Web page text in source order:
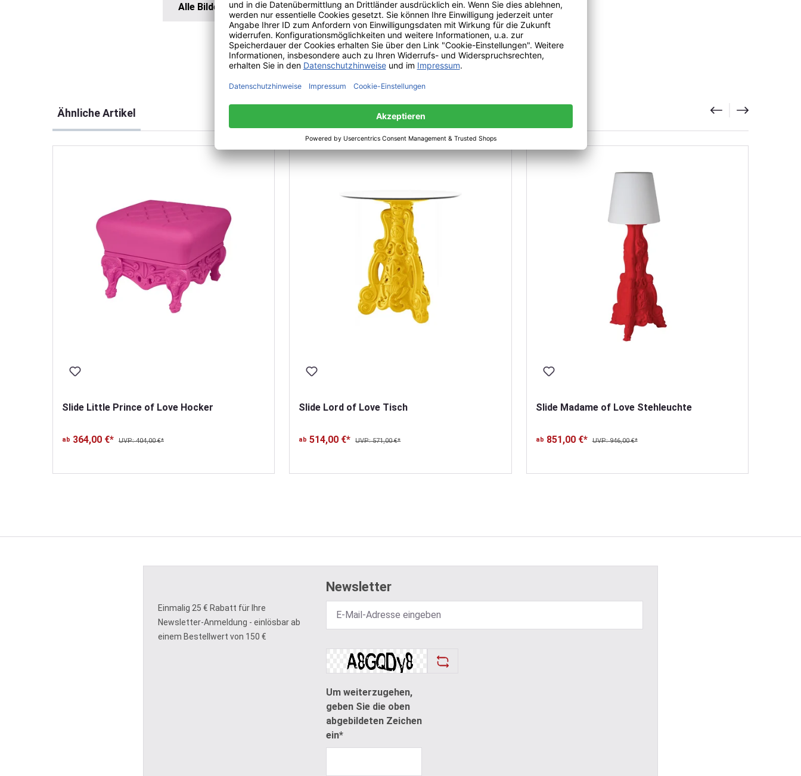
Alle Bilder anzeigen
Ähnliche Artikel
Slide Little Prince of Love Hocker
ab 364,00 €* UVP: 404,00 €*
Slide Lord of Love Tisch
ab 514,00 €* UVP: 571,00 €*
Slide Madame of Love Stehleuchte
ab 851,00 €* UVP: 946,00 €*
Newsletter
Einmalig 25 € Rabatt für Ihre
Newsletter-Anmeldung - einlösbar ab
einem Bestellwert von 150 €
Um weiterzugehen,
geben Sie die oben
abgebildeten Zeichen
ein*